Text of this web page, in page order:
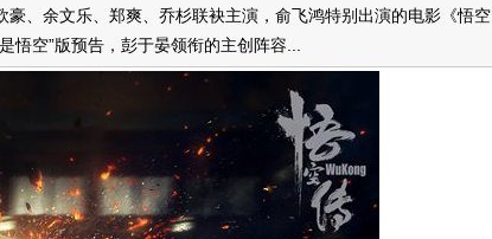
、余文乐、郑爽、乔杉联袂主演，俞飞鸿特别出演的电影《悟空
空”版预告，彭于晏领衔的主创阵容...